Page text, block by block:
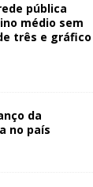
pública
médio sem
três e gráfico
da
no país